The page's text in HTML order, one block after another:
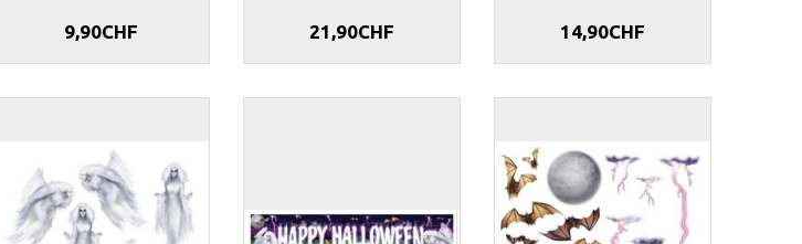
9,90CHF 21,90CHF 14,90CHF